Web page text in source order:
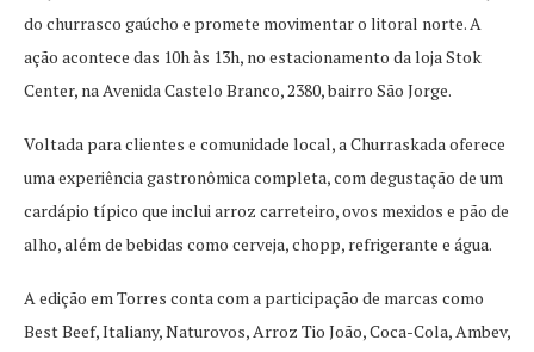
do churrasco gaúcho e promete movimentar o litoral norte. A
ação acontece das 10h às 13h, no estacionamento da loja Stok
Center, na Avenida Castelo Branco, 2380, bairro São Jorge.
Voltada para clientes e comunidade local, a Churraskada oferece
uma experiência gastronômica completa, com degustação de um
cardápio típico que inclui arroz carreteiro, ovos mexidos e pão de
alho, além de bebidas como cerveja, chopp, refrigerante e água.
A edição em Torres conta com a participação de marcas como
Best Beef, Italiany, Naturovos, Arroz Tio João, Coca-Cola, Ambev,